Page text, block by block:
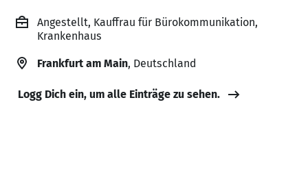
Angestellt, Kauffrau für Bürokommunikation,
Krankenhaus
Frankfurt am Main, Deutschland
Logg Dich ein, um alle Einträge zu sehen.